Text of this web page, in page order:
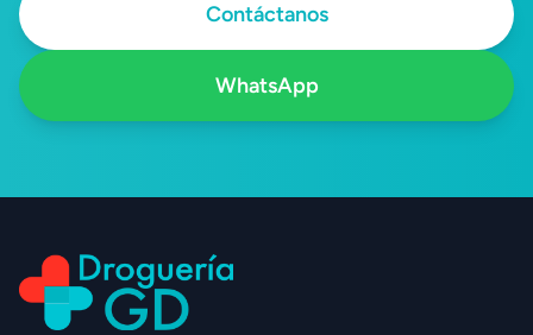
Contáctanos
WhatsApp